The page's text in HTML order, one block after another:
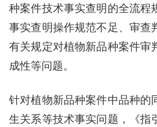
种案件技术事实查明的全流程
事实查明操作规范不足、审查
有关规定对植物新品种案件审
成性等问题。
针对植物新品种案件中品种的
生关系等技术事实问题，《指